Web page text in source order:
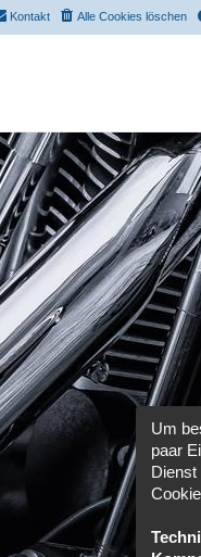
Alle Cookies löschen
Kontakt
Um
paar